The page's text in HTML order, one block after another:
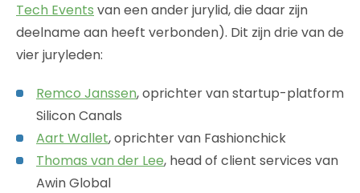
Tech Events van een ander jurylid, die daar zijn
deelname aan heeft verbonden). Dit zijn drie van de
vier juryleden:
Remco Janssen, oprichter van startup-platform
Silicon Canals
Aart Wallet, oprichter van Fashionchick
Thomas van der Lee, head of client services van
Awin Global